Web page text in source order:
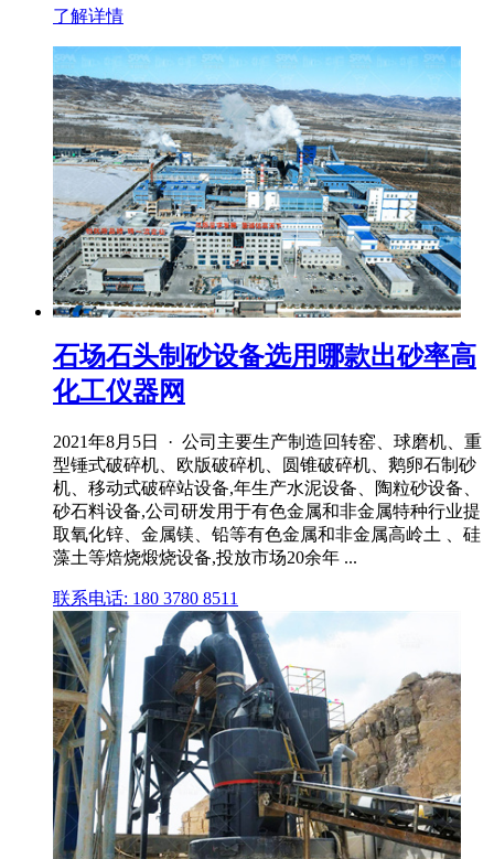
了解详情
石场石头制砂设备选用哪款出砂率高
化工仪器网
2021年8月5日 · 公司主要生产制造回转窑、球磨机、重
型锤式破碎机、欧版破碎机、圆锥破碎机、鹅卵石制砂
机、移动式破碎站设备,年生产水泥设备、陶粒砂设备、
砂石料设备,公司研发用于有色金属和非金属特种行业提
取氧化锌、金属镁、铅等有色金属和非金属高岭土 、硅
藻土等焙烧煅烧设备,投放市场20余年 ...
联系电话: 180 3780 8511